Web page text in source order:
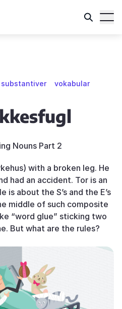
substantiver vokabular
Nouns Part 2
with a broken leg. He
had an accident. Tor is an
about the S’s and the E’s
middle of such composite
“word glue” sticking two
But what are the rules?